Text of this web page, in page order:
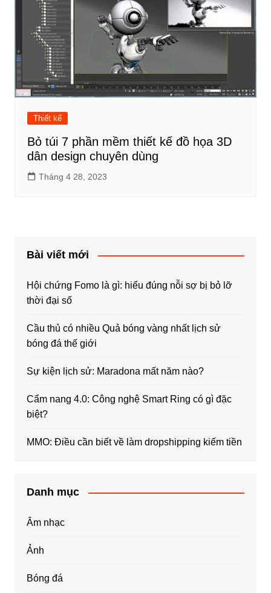
Thiết kế
Bỏ túi 7 phần mềm thiết kế đồ họa 3D
dân design chuyên dùng
Tháng 4 28, 2023
Bài viết mới
Hội chứng Fomo là gì: hiểu đúng nỗi sợ bị bỏ lỡ
thời đại số
Cầu thủ có nhiều Quả bóng vàng nhất lịch sử
bóng đá thế giới
Sự kiện lịch sử: Maradona mất năm nào?
Cẩm nang 4.0: Công nghệ Smart Ring có gì đặc
biệt?
MMO: Điều cần biết về làm dropshipping kiếm tiền
Danh mục
Âm nhạc
Ảnh
Bóng đá